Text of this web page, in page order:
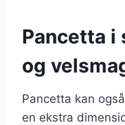
Pancetta i
og
Pancetta kan
en ekstra